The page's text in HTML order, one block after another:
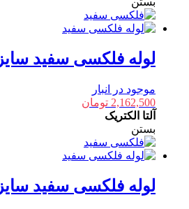
لوله فلکسی سفید سایز 16
موجود در انبار
2,162,500 تومان
آلتا الکتریک
بستن
لوله فلکسی سفید سایز 21